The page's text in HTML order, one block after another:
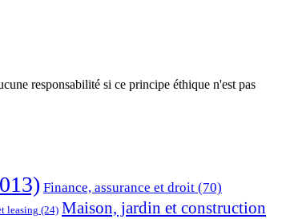
responsabilité si ce principe éthique n'est pas
Finance, assurance et droit (70)
leasing (24) Maison, jardin et construction